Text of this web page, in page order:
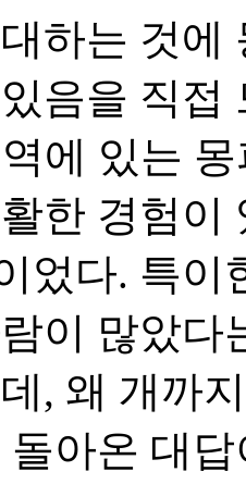
하는 것에
음을 직접
에 있는
한 경험이
었다. 특이
이 많았다
, 왜 개까
돌아온 대